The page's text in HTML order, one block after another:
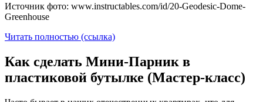
Источник фото: www.instructables.com/id/20-Geodesic-Dome-
Greenhouse
Читать полностью (ссылка)
Как сделать Мини-Парник в
пластиковой бутылке (Мастер-класс)